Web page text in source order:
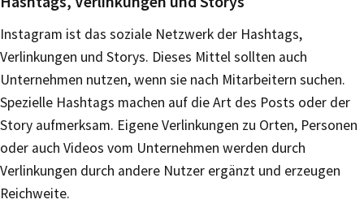
Instagram ist das soziale Netzwerk der Hashtags,
Verlinkungen und Storys. Dieses Mittel sollten auch
Unternehmen nutzen, wenn sie nach Mitarbeitern suchen.
Spezielle Hashtags machen auf die Art des Posts oder der
Story aufmerksam. Eigene Verlinkungen zu Orten, Personen
oder auch Videos vom Unternehmen werden durch
Verlinkungen durch andere Nutzer ergänzt und erzeugen
Reichweite.